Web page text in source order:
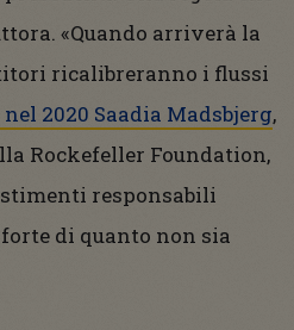
«Quando arriverà la
ricalibreranno i flussi
2020 Saadia Madsbjerg,
Rockefeller Foundation,
responsabili
di quanto non sia